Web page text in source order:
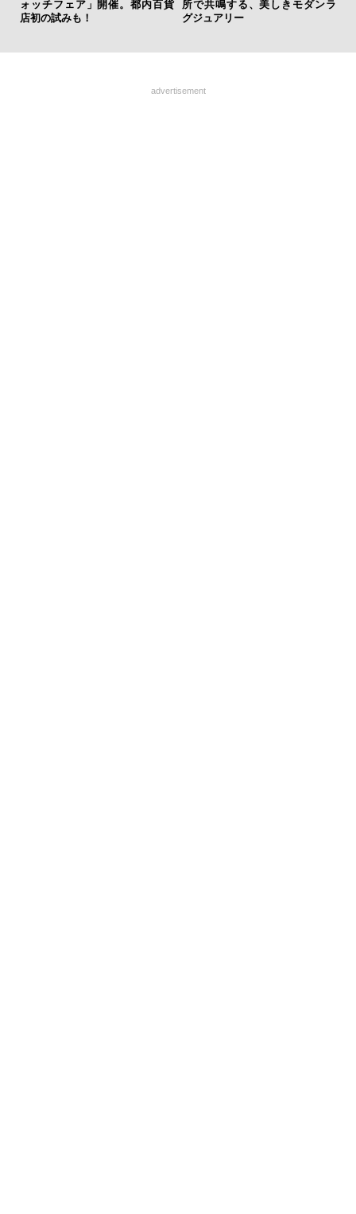
ォッチフェア」開催。都内百貨
店初の試みも！
所で共鳴する、美しきモダンラ
グジュアリー
advertisement